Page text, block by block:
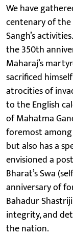
We have
centenary of
Sangh’s
the 350th
Maharaj’s
sacrificed
atrocities of
to the English
of Mahatma
foremost
but also has a
envisioned a
Bharat’s Swa
anniversary of
Bahadur
integrity, and
the nation.